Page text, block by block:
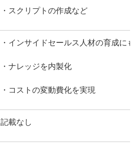
・スクリプトの作成など
・インサイドセールス人材の育成に
・ナレッジを内製化
・コストの変動費化を実現
記載なし